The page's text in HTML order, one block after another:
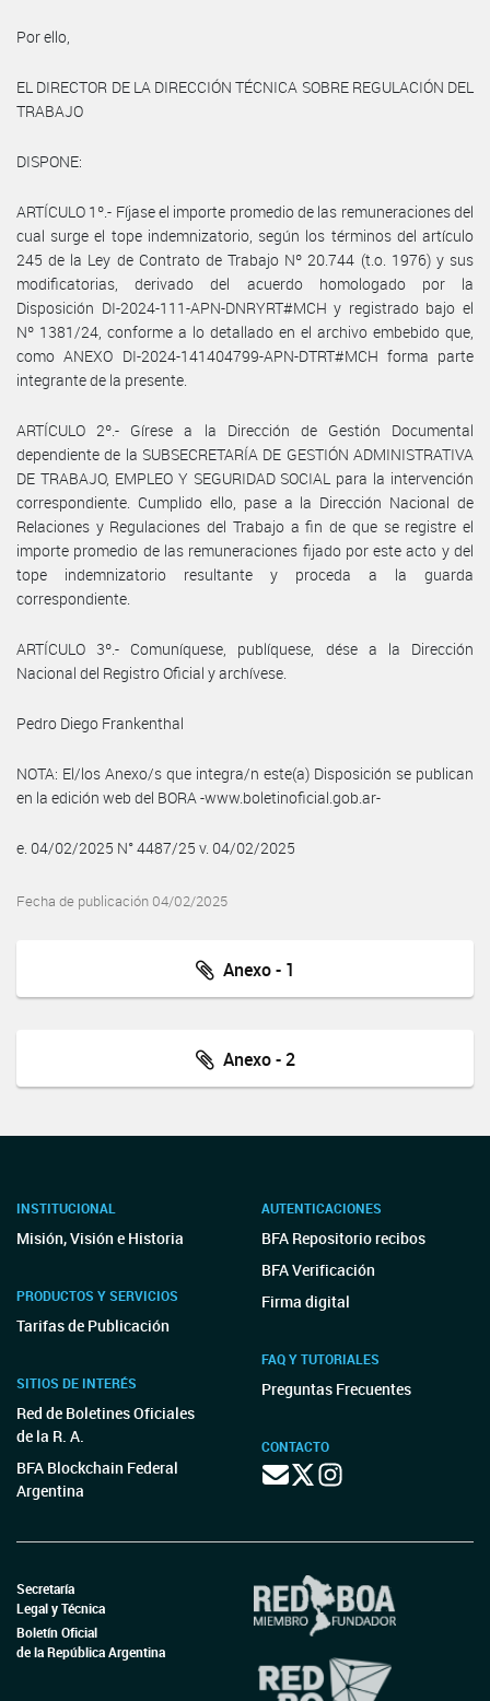
Por ello,
EL DIRECTOR DE LA DIRECCIÓN TÉCNICA SOBRE REGULACIÓN DEL
TRABAJO
DISPONE:
ARTÍCULO 1º.- Fíjase el importe promedio de las remuneraciones del
cual surge el tope indemnizatorio, según los términos del artículo
245 de la Ley de Contrato de Trabajo Nº 20.744 (t.o. 1976) y sus
modificatorias, derivado del acuerdo homologado por la
Disposición DI-2024-111-APN-DNRYRT#MCH y registrado bajo el
Nº 1381/24, conforme a lo detallado en el archivo embebido que,
como ANEXO DI-2024-141404799-APN-DTRT#MCH forma parte
integrante de la presente.
ARTÍCULO 2º.- Gírese a la Dirección de Gestión Documental
dependiente de la SUBSECRETARÍA DE GESTIÓN ADMINISTRATIVA
DE TRABAJO, EMPLEO Y SEGURIDAD SOCIAL para la intervención
correspondiente. Cumplido ello, pase a la Dirección Nacional de
Relaciones y Regulaciones del Trabajo a fin de que se registre el
importe promedio de las remuneraciones fijado por este acto y del
tope indemnizatorio resultante y proceda a la guarda
correspondiente.
ARTÍCULO 3º.- Comuníquese, publíquese, dése a la Dirección
Nacional del Registro Oficial y archívese.
Pedro Diego Frankenthal
NOTA: El/los Anexo/s que integra/n este(a) Disposición se publican
en la edición web del BORA -www.boletinoficial.gob.ar-
e. 04/02/2025 N° 4487/25 v. 04/02/2025
Fecha de publicación 04/02/2025
Anexo - 1
Anexo - 2
INSTITUCIONAL
Misión, Visión e Historia
PRODUCTOS Y SERVICIOS
Tarifas de Publicación
SITIOS DE INTERÉS
Red de Boletines Oficiales
de la R. A.
BFA Blockchain Federal
Argentina
AUTENTICACIONES
BFA Repositorio recibos
BFA Verificación
Firma digital
FAQ Y TUTORIALES
Preguntas Frecuentes
CONTACTO
Secretaría
Legal y Técnica
Boletín Oficial
de la República Argentina